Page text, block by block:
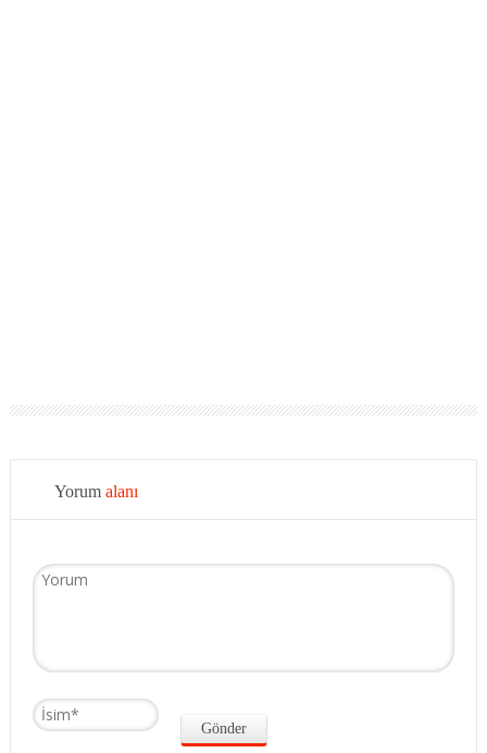
Yorum alanı